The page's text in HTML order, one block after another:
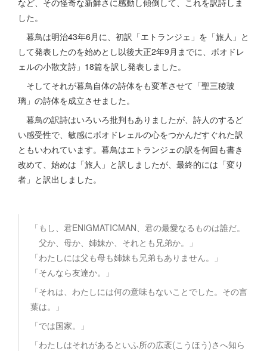
など、その怪奇な新鮮さに感動し傾倒して、これを訳詩しま
した。
暮鳥は明治43年6月に、初訳「エトランジェ」を「旅人」と
して発表したのを始めとし以後大正2年9月までに、ボオドレ
ェルの小散文詩」18篇を訳し発表しました。
そしてそれが暮鳥自体の詩体をも変革させて「聖三稜玻
璃」の詩体を成立させました。
暮鳥の訳詩はいろいろ批判もありましたが、詩人のするど
い感受性で、敏感にボオドレェルの心をつかんだすぐれた訳
ともいわれています。暮鳥はエトランジェの訳を何回も書き
改めて、始めは「旅人」と訳しましたが、最終的には「変り
者」と訳出しました。
「もし、君ENIGMATICMAN、君の最愛なるものは誰だ。
父か、母か、姉妹か、それとも兄弟か。」
「わたしには父も母も姉妹も兄弟もありません。」
「そんなら友達か。」
「それは、わたしには何の意味もないことでした。その言
葉は。」
「では国家。」
「わたしはそれがあるといふ所の広袤(こうほう)さへ知ら